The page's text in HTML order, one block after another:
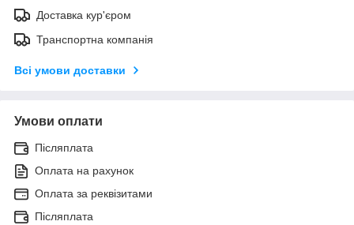
Доставка кур'єром
Транспортна компанія
Всі умови доставки
Умови оплати
Післяплата
Оплата на рахунок
Оплата за реквізитами
Післяплата